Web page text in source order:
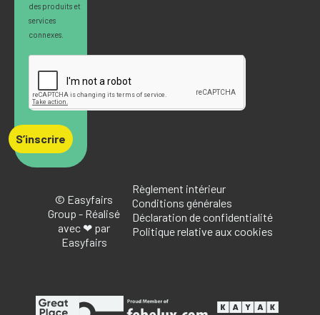
des produits et
services
connexes.
S’inscrire
© Easyfairs
Group - Réalisé
avec ❤ par
Easyfairs
Règlement intérieur
Conditions générales
Déclaration de confidentialité
Politique relative aux cookies